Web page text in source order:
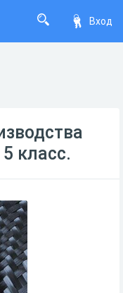
Вход
класс.